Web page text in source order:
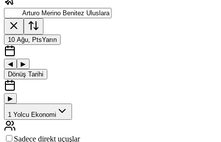
10 Ağu, PtsYarın
◀
▶
Dönüş Tarihi
▶
1 Yolcu Ekonomi
Sadece direkt uçuşlar